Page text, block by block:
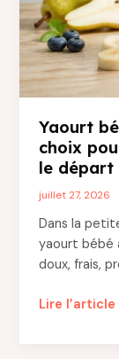
maison
?
Yaourt
choix
le départ
juillet 27, 2026
Dans la
yaourt bébé
doux, frais,
Yaourt
Lire l’article